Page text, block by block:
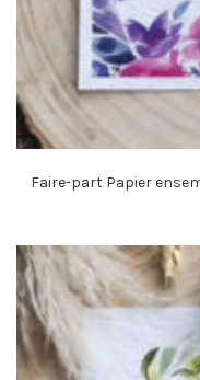
Faire-part Papier